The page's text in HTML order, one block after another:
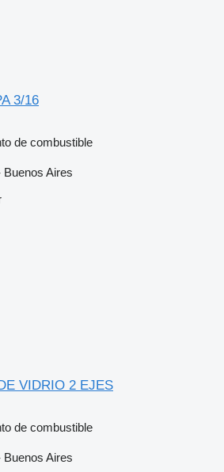
3/16
de combustible
Buenos Aires
VIDRIO 2 EJES
de combustible
Buenos Aires